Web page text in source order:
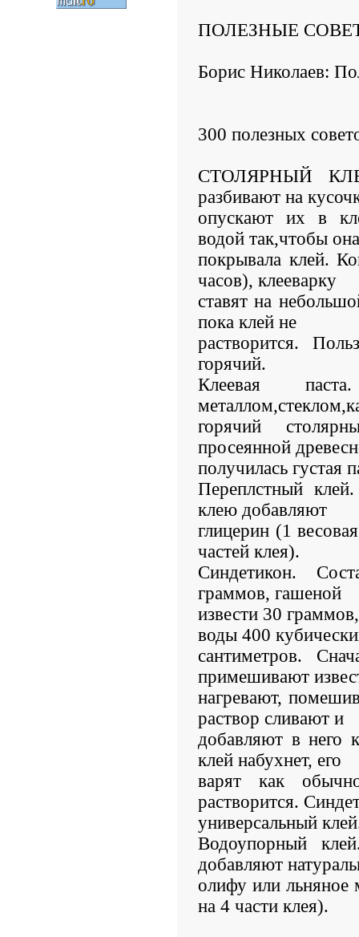
ПОЛЕЗНЫЕ
Борис Николаев:
300 полезных
СТОЛЯРНЫЙ
разбивают на
опускают их в
водой так,чтобы
покрывала клей.
часов), клееварку
ставят на
пока клей не
растворится.
горячий.
Клеевая
горячий
просеянной
получилась густая
Переплстный
клею добавляют
глицерин (1
частей клея).
Синдетикон.
граммов, гашеной
извести 30
воды 400
сантиметров.
примешивают
нагревают,
раствор сливают и
добавляют в него
клей набухнет, его
варят как
растворится.
универсальный
Водоупорный
добавляют
олифу или льняное
на 4 части клея).